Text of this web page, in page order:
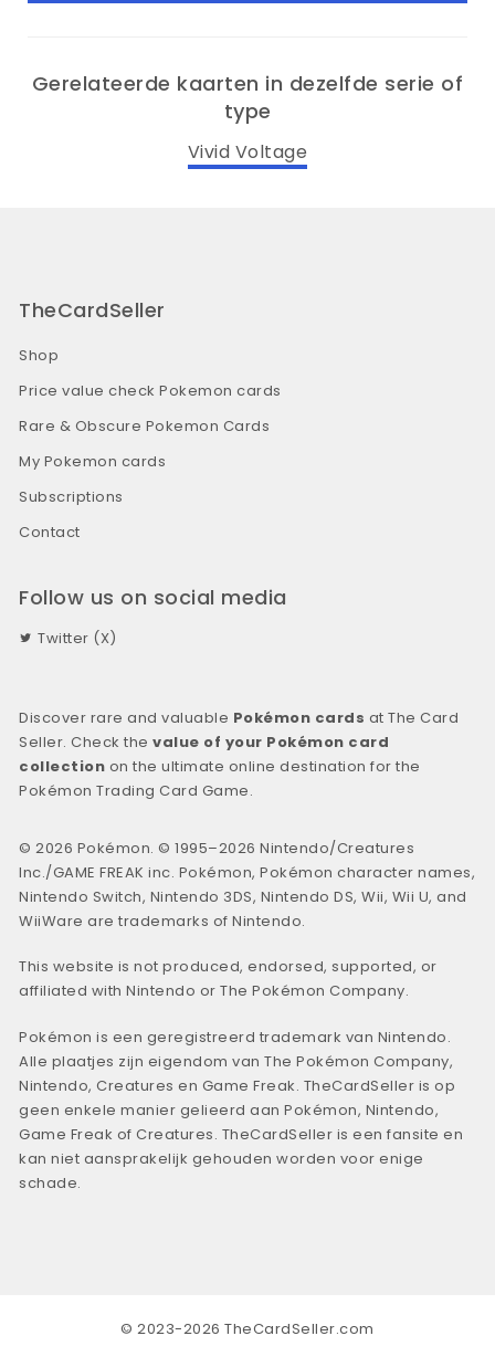
Gerelateerde kaarten in dezelfde serie of
type
Vivid Voltage
TheCardSeller
Shop
Price value check Pokemon cards
Rare & Obscure Pokemon Cards
My Pokemon cards
Subscriptions
Contact
Follow us on social media
Twitter (X)
Discover rare and valuable Pokémon cards at The Card
Seller. Check thevalue of your Pokémon card
collection on the ultimate online destination for the
Pokémon Trading Card Game.
© 2026 Pokémon. © 1995–2026 Nintendo/Creatures
Inc./GAME FREAK inc. Pokémon, Pokémon character names,
Nintendo Switch, Nintendo 3DS, Nintendo DS, Wii, Wii U, and
WiiWare are trademarks of Nintendo.
This website is not produced, endorsed, supported, or
affiliated with Nintendo or The Pokémon Company.
Pokémon is een geregistreerd trademark van Nintendo.
Alle plaatjes zijn eigendom van The Pokémon Company,
Nintendo, Creatures en Game Freak. TheCardSeller is op
geen enkele manier gelieerd aan Pokémon, Nintendo,
Game Freak of Creatures. TheCardSeller is een fansite en
kan niet aansprakelijk gehouden worden voor enige
schade.
© 2023-2026 TheCardSeller.com